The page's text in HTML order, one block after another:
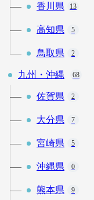
香川県 13
高知県 5
鳥取県 2
九州・沖縄 68
佐賀県 2
大分県 7
宮崎県 5
沖縄県 0
熊本県 9